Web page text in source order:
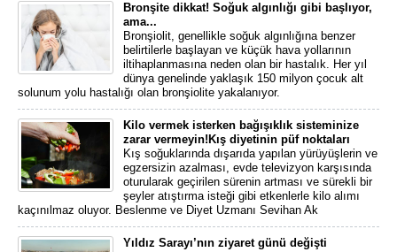
Bronşite dikkat! Soğuk algınlığı gibi başlıyor,
ama...
Bronşiolit, genellikle soğuk algınlığına benzer
belirtilerle başlayan ve küçük hava yollarının
iltihaplanmasına neden olan bir hastalık. Her yıl
dünya genelinde yaklaşık 150 milyon çocuk alt
solunum yolu hastalığı olan bronşiolite yakalanıyor.
Kilo vermek isterken bağışıklık sisteminize
zarar vermeyin!Kış diyetinin püf noktaları
Kış soğuklarında dışarıda yapılan yürüyüşlerin ve
egzersizin azalması, evde televizyon karşısında
oturularak geçirilen sürenin artması ve sürekli bir
şeyler atıştırma isteği gibi etkenlerle kilo alımı
kaçınılmaz oluyor. Beslenme ve Diyet Uzmanı Sevihan Ak
Yıldız Sarayı’nın ziyaret günü değişti